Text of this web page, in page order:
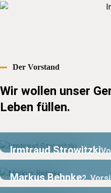
Der Vorstand
Wir wollen unser
Leben füllen.
Irmtraud Strowitzki
Markus Behnke2.